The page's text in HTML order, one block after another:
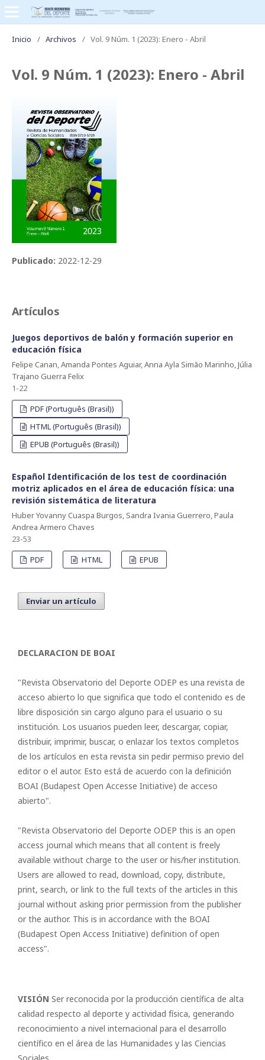
Inicio / Archivos / Vol. 9 Núm. 1 (2023): Enero - Abril
Vol. 9 Núm. 1 (2023): Enero - Abril
Publicado: 2022-12-29
Artículos
Juegos deportivos de balón y formación superior en
educación física
Felipe Canan, Amanda Pontes Aguiar, Anna Ayla Simão Marinho, Júlia
Trajano Guerra Felix
1-22
PDF (Português (Brasil))
HTML (Português (Brasil))
EPUB (Português (Brasil))
Español Identificación de los test de coordinación
motriz aplicados en el área de educación física: una
revisión sistemática de literatura
Huber Yovanny Cuaspa Burgos, Sandra Ivania Guerrero, Paula
Andrea Armero Chaves
23-53
PDF
HTML EPUB
Enviar un artículo
DECLARACION DE BOAI
"Revista Observatorio del Deporte ODEP es una revista de
acceso abierto lo que significa que todo el contenido es de
libre disposición sin cargo alguno para el usuario o su
institución. Los usuarios pueden leer, descargar, copiar,
distribuir, imprimir, buscar, o enlazar los textos completos
de los artículos en esta revista sin pedir permiso previo del
editor o el autor. Esto está de acuerdo con la definición
BOAI (Budapest Open Accesse Initiative) de acceso
abierto".
"Revista Observatorio del Deporte ODEP this is an open
access journal which means that all content is freely
available without charge to the user or his/her institution.
Users are allowed to read, download, copy, distribute,
print, search, or link to the full texts of the articles in this
journal without asking prior permission from the publisher
or the author. This is in accordance with the BOAI
(Budapest Open Access Initiative) definition of open
access".
VISIÓN Ser reconocida por la producción científica de alta
calidad respecto al deporte y actividad física, generando
reconocimiento a nivel internacional para el desarrollo
científico en el área de las Humanidades y las Ciencias